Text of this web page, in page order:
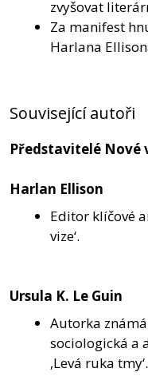
zvyšovat
Za manifest
Harlana
Související autoři
Představitelé Nové
Harlan Ellison
Editor klíčové
vize‘.
Ursula K. Le Guin
Autorka
sociologická a
‚Levá ruka tmy‘.